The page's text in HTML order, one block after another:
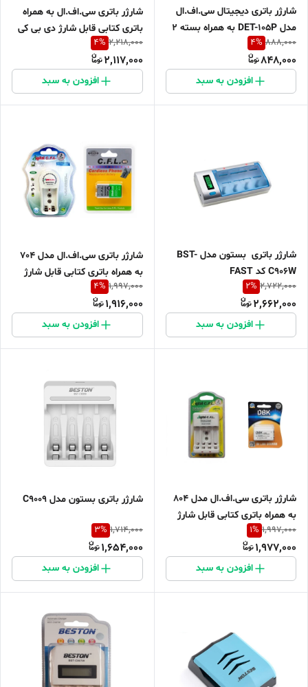
شارژر باتری دیجیتال سی.اف.ال
مدل DET-105P به همراه بسته 2
عددی باتری نیم قلمی شارژی
C.F.L 650mAh
888,000
4%
848,000
افزودن به سبد
شارژر باتری سی.اف.ال به همراه
باتری کتابی قابل شارژ دی بی کی
400MAH
2,218,000
4%
2,117,000
افزودن به سبد
شارژر باتری بستون مدل BST-
C906W کد FAST
2,722,000
2%
2,662,000
افزودن به سبد
شارژر باتری سی.اف.ال مدل 704
به همراه باتری کتابی قابل شارژ
1,997,000
4%
1,916,000
افزودن به سبد
شارژر باتری سی.اف.ال مدل 804
به همراه باتری کتابی قابل شارژ
دی بی کی مدل 500MAH
1,997,000
1%
1,977,000
افزودن به سبد
شارژر باتری بستون مدل C9009
1,714,000
3%
1,654,000
افزودن به سبد